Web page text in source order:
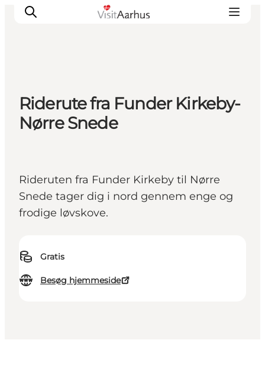
Oplevelser
Kalender
Byer og steder
Riderute fra Funder Kirkeby-
Nørre Snede
Rideruten fra Funder Kirkeby til Nørre
Snede tager dig i nord gennem enge og
frodige løvskove.
Gratis
Besøg hjemmeside